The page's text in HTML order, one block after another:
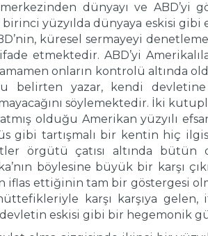
dünyayı ve ABD’yi
yüzyılda dünyaya eskisi gibi
küresel sermayeyi
ifade etmektedir. ABD’yi
onların kontrolü
belirten yazar, kendi devletine
söylemektedir. İki
olduğu Amerikan yüzyılı
gibi tartışmalı bir kentin hiç
örgütü çatısı altında bütün
böylesine büyük bir karşı
iflas ettiğinin tam bir göstergesi
karşı karşıya
eskisi gibi bir hegemonik